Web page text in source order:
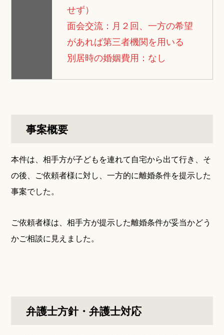
せず）
面会交流：月２回、一方の希望
があれば第三者機関を用いる
別居時の婚姻費用：なし
事案概要
本件は、相手方が子どもを連れて自宅から出て行き、そ
の後、ご依頼者様に対し、一方的に離婚条件を提示した
事案でした。
ご依頼者様は、相手方が提示した離婚条件が妥当かどう
かご相談に見えました。
弁護士方針・弁護士対応